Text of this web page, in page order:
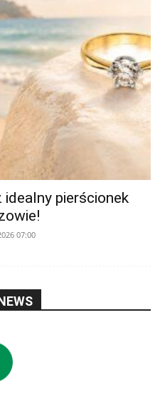
idealny pierścionek
07:00